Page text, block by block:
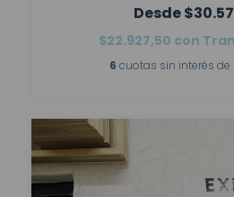
$22.927,50 con
6 cuotas sin interés de